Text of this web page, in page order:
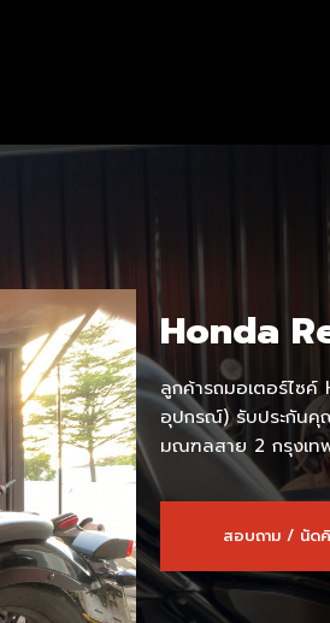
Honda
ลูกค้ารถมอเตอร์ไซ
อุปกรณ์) รับประกันคุ
มณฑลสาย 2 กรุงเท
สอบถาม / นัดคิ